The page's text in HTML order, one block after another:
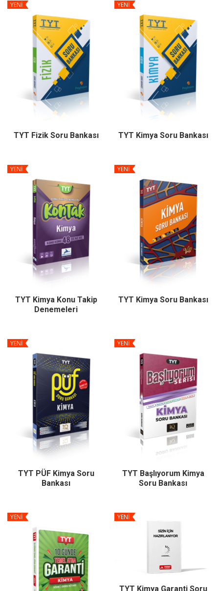
YENİ
TYT Fizik Soru Bankası
YENİ
TYT Kimya Soru Bankası
YENİ
TYT Kimya Konu Takip
Denemeleri
YENİ
TYT Kimya Soru Bankası
YENİ
TYT PÜF Kimya Soru
Bankası
YENİ
TYT Başlıyorum Kimya
Soru Bankası
YENİ YENİ
TYT Kimya Garanti Soru